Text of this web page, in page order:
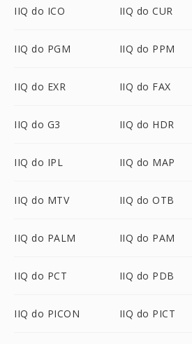
IIQ do ICO IIQ do CUR
IIQ do PGM IIQ do PPM
IIQ do EXR IIQ do FAX
IIQ do G3 IIQ do HDR
IIQ do IPL IIQ do MAP
IIQ do MTV IIQ do OTB
IIQ do PALM IIQ do PAM
IIQ do PCT IIQ do PDB
IIQ do PICON IIQ do PICT